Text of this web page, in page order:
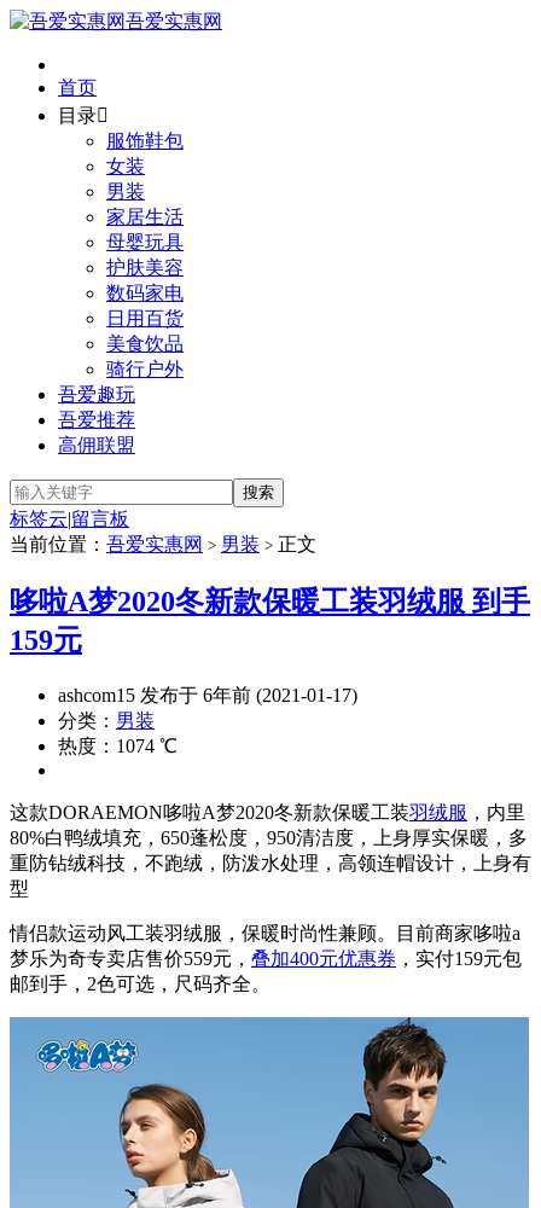
吾爱实惠网
首页
目录
服饰鞋包
女装
男装
家居生活
母婴玩具
护肤美容
数码家电
日用百货
美食饮品
骑行户外
吾爱趣玩
吾爱推荐
高佣联盟
标签云|留言板
当前位置： 吾爱实惠网 > 男装 > 正文
哆啦A梦2020冬新款保暖工装羽绒服 到手
159元
ashcom15 发布于 6年前 (2021-01-17)
分类： 男装
热度：1074 ℃
这款DORAEMON哆啦A梦2020冬新款保暖工装羽绒服 ，内里
80%白鸭绒填充，650蓬松度，950清洁度，上身厚实保暖，多
重防钻绒科技，不跑绒，防泼水处理，高领连帽设计，上身有
型
情侣款运动风工装羽绒服，保暖时尚性兼顾。目前商家哆啦a
梦乐为奇专卖店售价559元， 叠加400元优惠券 ，实付159元包
邮到手，2色可选，尺码齐全。